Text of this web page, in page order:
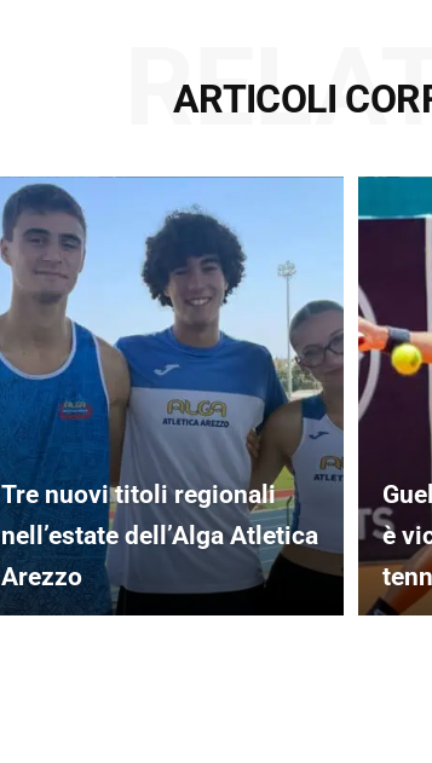
ARTICOLI
Tre nuovi titoli regionali
nell’estate dell’Alga Atletica
Arezzo
è